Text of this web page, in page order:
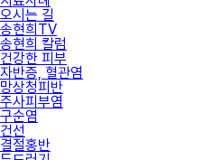
오시는 길
송현희TV
송현희 칼럼
건강한 피부
자반증, 혈관염
망상청피반
주사피부염
구순염
건선
결절홍반